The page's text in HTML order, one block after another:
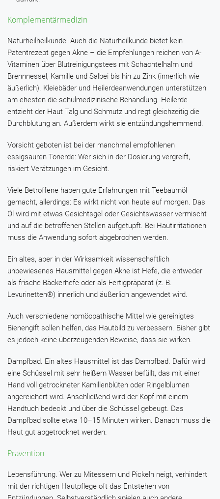
Komplementärmedizin
Naturheilheilkunde. Auch die Naturheilkunde bietet kein
Patentrezept gegen Akne – die Empfehlungen reichen von A-
Vitaminen über Blutreinigungstees mit Schachtelhalm und
Brennnessel, Kamille und Salbei bis hin zu Zink (innerlich wie
äußerlich). Kleiebäder und Heilerdeanwendungen unterstützen
am ehesten die schulmedizinische Behandlung. Heilerde
entzieht der Haut Talg und Schmutz und regt gleichzeitig die
Durchblutung an. Außerdem wirkt sie entzündungshemmend.
Vorsicht geboten ist bei der manchmal empfohlenen
essigsauren Tonerde: Wer sich in der Dosierung vergreift,
riskiert Verätzungen im Gesicht.
Viele Betroffene haben gute Erfahrungen mit Teebaumöl
gemacht, allerdings: Es wirkt nicht von heute auf morgen. Das
Öl wird mit etwas Gesichtsgel oder Gesichtswasser vermischt
und auf die betroffenen Stellen aufgetupft. Bei Hautirritationen
muss die Anwendung sofort abgebrochen werden.
Ein altes, aber in der Wirksamkeit wissenschaftlich
unbewiesenes Hausmittel gegen Akne ist Hefe, die entweder
als frische Bäckerhefe oder als Fertigpräparat (z. B.
Levurinetten®) innerlich und äußerlich angewendet wird.
Auch verschiedene homöopathische Mittel wie gereinigtes
Bienengift sollen helfen, das Hautbild zu verbessern. Bisher gibt
es jedoch keine überzeugenden Beweise, dass sie wirken.
Dampfbad. Ein altes Hausmittel ist das Dampfbad. Dafür wird
eine Schüssel mit sehr heißem Wasser befüllt, das mit einer
Hand voll getrockneter Kamillenblüten oder Ringelblumen
angereichert wird. Anschließend wird der Kopf mit einem
Handtuch bedeckt und über die Schüssel gebeugt. Das
Dampfbad sollte etwa 10–15 Minuten wirken. Danach muss die
Haut gut abgetrocknet werden.
Prävention
Lebensführung. Wer zu Mitessern und Pickeln neigt, verhindert
mit der richtigen Hautpflege oft das Entstehen von